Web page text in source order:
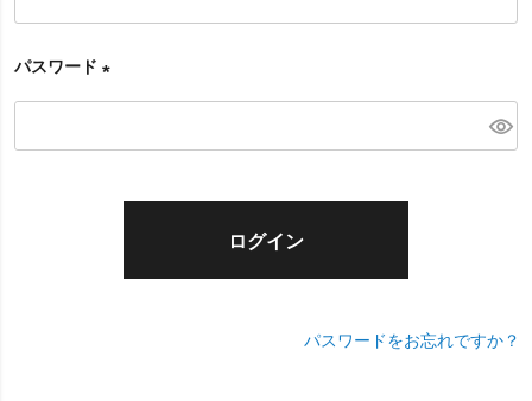
パスワード
(
ログイン
パスワードをお忘れですか？